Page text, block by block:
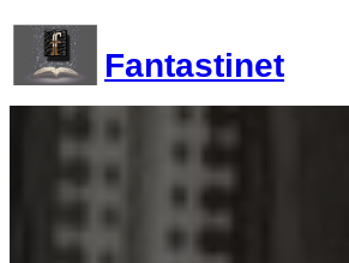
contenu
Fantastinet